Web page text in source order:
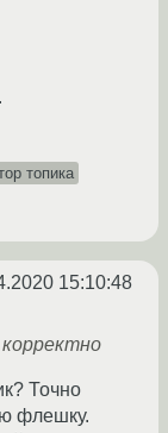
топика
15:10:48
Точно
флешку.